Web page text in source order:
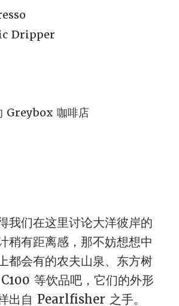
Dripper
Greybox 咖啡店
我们在这里讨论大洋彼岸的
稍有距离感，那不妨想想中
都会有的农夫山泉、东方树
等饮品吧，它们的外形
出自 Pearlfisher 之手。